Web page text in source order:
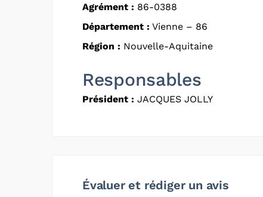
Agrément : 86-0388
Département : Vienne – 86
Région : Nouvelle-Aquitaine
Responsables
Président : JACQUES JOLLY
Évaluer et rédiger un avis